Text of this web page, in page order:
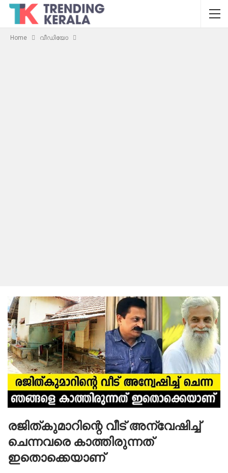
Home വീഡിയോ
രജിത്കുമാറിന്റെ വീട് അന്വേഷിച്ച്
ചെന്നവരെ കാത്തിരുന്നത്
ഇതൊക്കെയാണ്